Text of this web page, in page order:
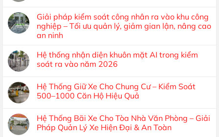
Giải pháp kiểm soát công nhân ra vào khu công
nghiệp – Tối ưu quản lý, giảm gian lận, nâng cao
an ninh
Hệ thống nhận diện khuôn mặt AI trong kiểm
soát ra vào năm 2026
Hệ Thống Giữ Xe Cho Chung Cư – Kiểm Soát
500–1000 Căn Hộ Hiệu Quả
Hệ Thống Bãi Xe Cho Tòa Nhà Văn Phòng – Giải
Pháp Quản Lý Xe Hiện Đại & An Toàn